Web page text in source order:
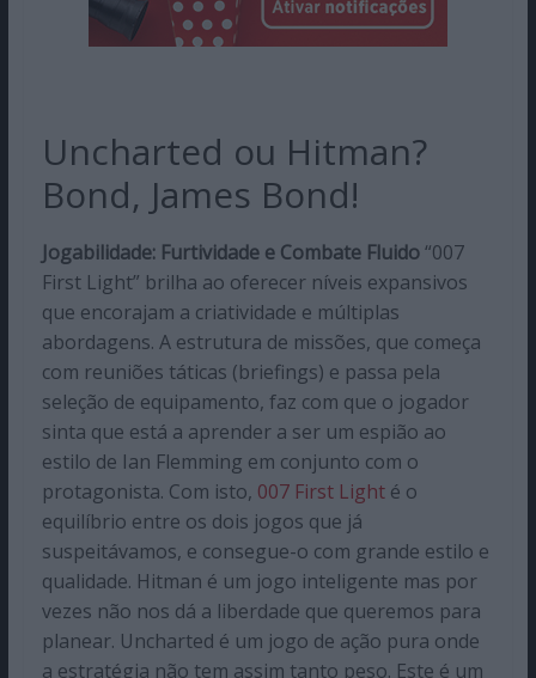
Uncharted ou Hitman?
Bond, James Bond!
Jogabilidade: Furtividade e Combate Fluido“007
First Light” brilha ao oferecer níveis expansivos
que encorajam a criatividade e múltiplas
abordagens. A estrutura de missões, que começa
com reuniões táticas (briefings) e passa pela
seleção de equipamento, faz com que o jogador
sinta que está a aprender a ser um espião ao
estilo de Ian Flemming em conjunto com o
protagonista. Com isto, 007 First Lighté o
equilíbrio entre os dois jogos que já
suspeitávamos, e consegue-o com grande estilo e
qualidade. Hitman é um jogo inteligente mas por
vezes não nos dá a liberdade que queremos para
planear. Uncharted é um jogo de ação pura onde
a estratégia não tem assim tanto peso. Este é um